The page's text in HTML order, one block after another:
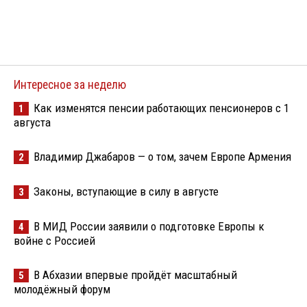
Интересное за неделю
1
Как изменятся пенсии работающих пенсионеров с 1
августа
2 Владимир Джабаров — о том, зачем Европе Армения
3 Законы, вступающие в силу в августе
4
В МИД России заявили о подготовке Европы к
войне с Россией
5
В Абхазии впервые пройдёт масштабный
молодёжный форум